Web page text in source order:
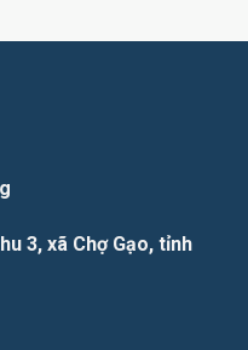
3, xã Chợ Gạo, tỉnh